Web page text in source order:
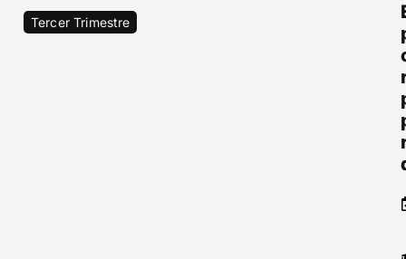
Tercer Trimestre